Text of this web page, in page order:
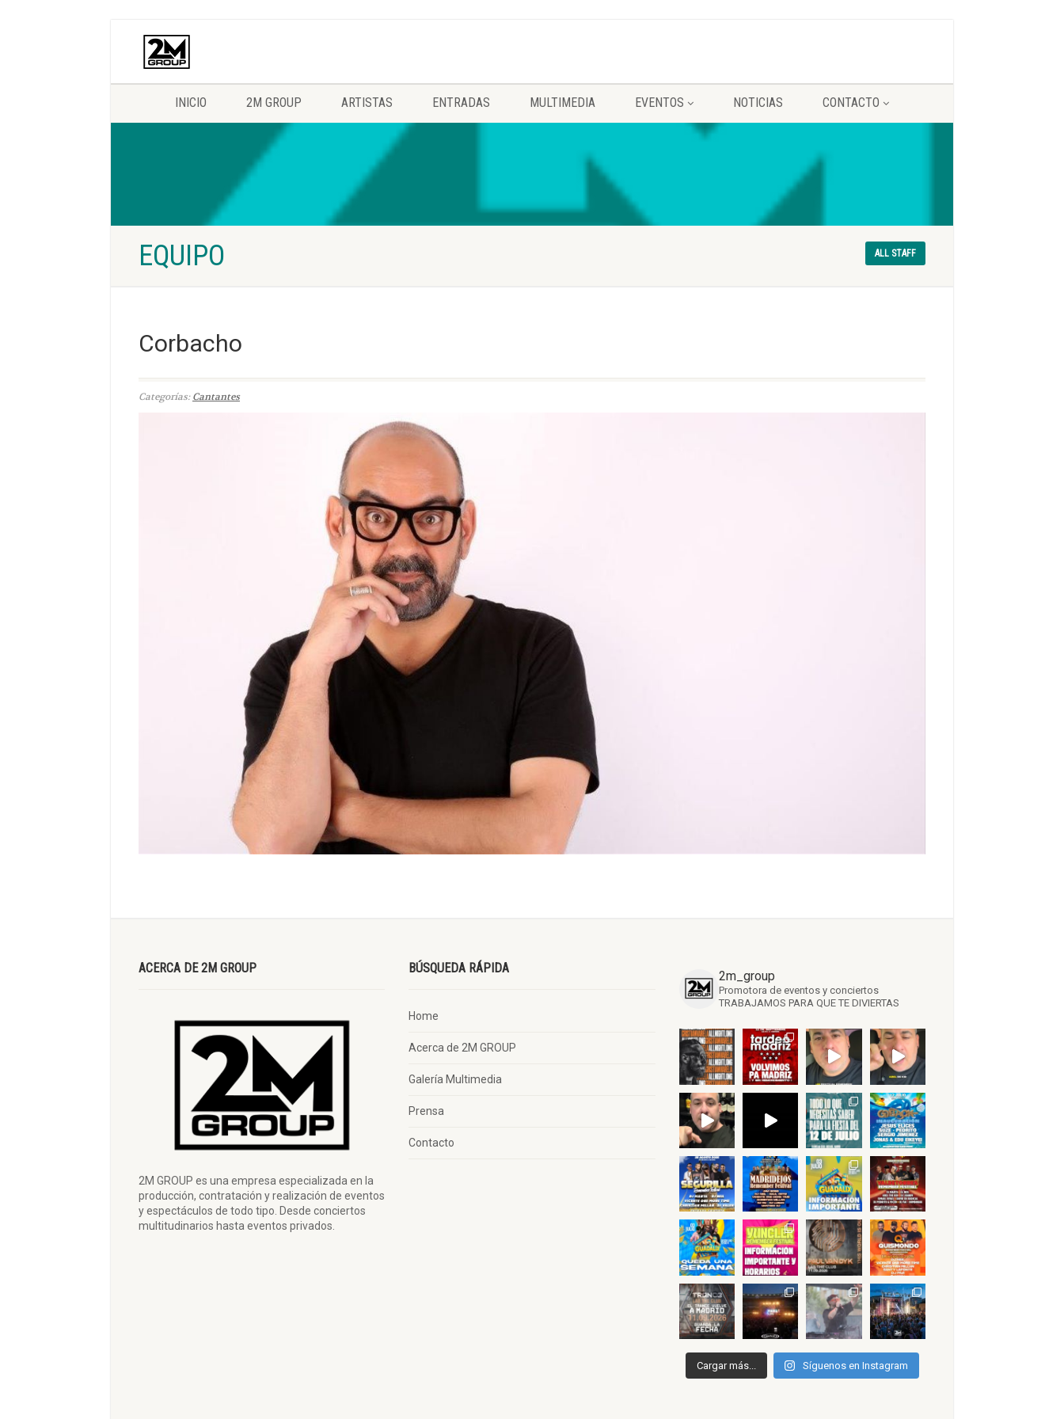
INICIO 2M GROUP ARTISTAS ENTRADAS MULTIMEDIA EVENTOS NOTICIAS CONTACTO
EQUIPO ALL STAFF
Corbacho
Categorías:Cantantes
ACERCA DE 2M GROUP
2M GROUP es una empresa especializada en la
producción, contratación y realización de eventos
y espectáculos de todo tipo. Desde conciertos
multitudinarios hasta eventos privados.
BÚSQUEDA RÁPIDA
Home
Acerca de 2M GROUP
Galería Multimedia
Prensa
Contacto
2m_group
Promotora de eventos y conciertos
TRABAJAMOS PARA QUE TE DIVIERTAS
Cargar más... Síguenos en Instagram